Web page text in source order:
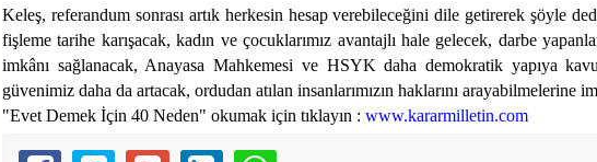
Keleş, referandum sonrası artık herkesin hesap verebileceğini dile getirerek şöyle
fişleme tarihe karışacak, kadın ve çocuklarımız avantajlı hale gelecek, darbe
imkânı sağlanacak, Anayasa Mahkemesi ve HSYK daha demokratik yapıya
güvenimiz daha da artacak, ordudan atılan insanlarımızın haklarını arayabilmelerine
"Evet Demek İçin 40 Neden" okumak için tıklayın : www.kararmilletin.com